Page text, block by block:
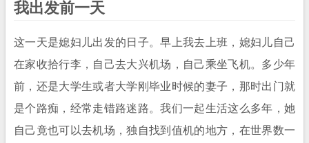
我出发前一天
这一天是媳妇儿出发的日子。早上我去上班，媳妇儿自己
在家收拾行李，自己去大兴机场，自己乘坐飞机。多少年
前，还是大学生或者大学刚毕业时候的妻子，那时出门就
是个路痴，经常走错路迷路。我们一起生活这么多年，她
自己竟也可以去机场，独自找到值机的地方，在世界数一